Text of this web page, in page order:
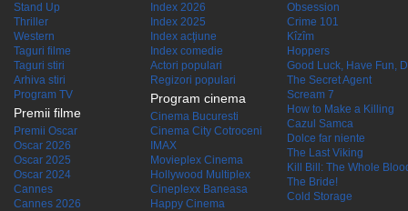
Stand Up
Thriller
Western
Taguri filme
Taguri stiri
Arhiva stiri
Program TV
Premii filme
Premii Oscar
Oscar 2026
Oscar 2025
Oscar 2024
Cannes
Cannes 2026
Index 2026
Index 2025
Index acţiune
Index comedie
Actori populari
Regizori populari
Program cinema
Cinema Bucuresti
Cinema City Cotroceni
IMAX
Movieplex Cinema
Hollywood Multiplex
Cineplexx Baneasa
Happy Cinema
Obsession
Crime 101
Kîzîm
Hoppers
Good Luck, Have Fun,
The Secret Agent
Scream 7
How to Make a Killing
Cazul Samca
Dolce far niente
The Last Viking
Kill Bill: The Whole
The Bride!
Cold Storage